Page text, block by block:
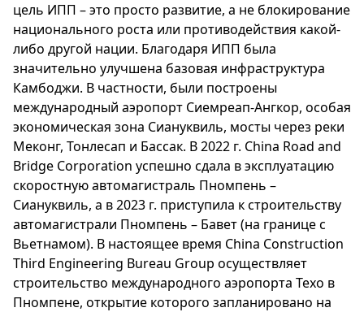
цель ИПП – это просто развитие, а не блокирование
национального роста или противодействия какой-
либо другой нации. Благодаря ИПП была
значительно улучшена базовая инфраструктура
Камбоджи. В частности, были построены
международный аэропорт Сиемреап-Ангкор, особая
экономическая зона Сиануквиль, мосты через реки
Меконг, Тонлесап и Бассак. В 2022 г. China Road and
Bridge Corporation успешно сдала в эксплуатацию
скоростную автомагистраль Пномпень –
Сиануквиль, а в 2023 г. приступила к строительству
автомагистрали Пномпень – Бавет (на границе с
Вьетнамом). В настоящее время China Construction
Third Engineering Bureau Group осуществляет
строительство международного аэропорта Техо в
Пномпене, открытие которого запланировано на